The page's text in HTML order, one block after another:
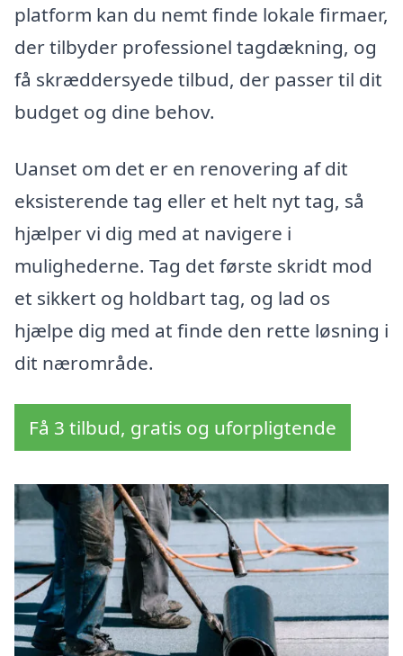
platform kan du nemt finde lokale firmaer,
der tilbyder professionel tagdækning, og
få skræddersyede tilbud, der passer til dit
budget og dine behov.
Uanset om det er en renovering af dit
eksisterende tag eller et helt nyt tag, så
hjælper vi dig med at navigere i
mulighederne. Tag det første skridt mod
et sikkert og holdbart tag, og lad os
hjælpe dig med at finde den rette løsning i
dit nærområde.
Få 3 tilbud, gratis og uforpligtende